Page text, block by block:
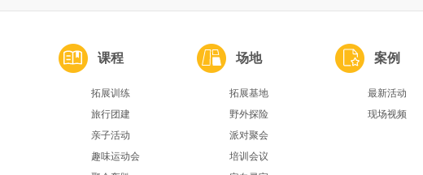
课程
拓展训练
旅行团建
亲子活动
趣味运动会
场地
拓展基地
野外探险
派对聚会
培训会议
案例
最新活动
现场视频